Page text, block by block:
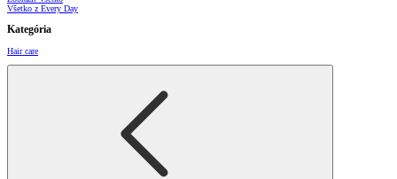
Všetko z Every Day
Kategória
Hair care